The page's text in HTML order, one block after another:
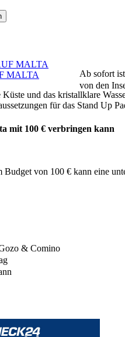
MALTA
und das kristallklare
für das Stand Up
Ab sofort
von den
mit 100 € verbringen kann
von 100 € kann eine
& Comino